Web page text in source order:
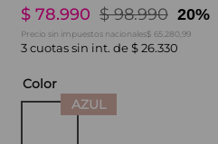
$ 78.990 $ 98.990 20%
Precio sin impuestos nacionales$ 65.280,99
3 cuotas sin int. de $ 26.330
Color